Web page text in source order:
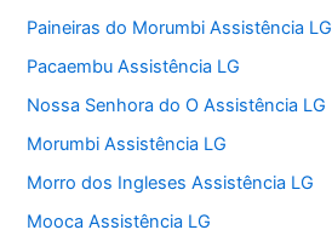
Paineiras do Morumbi Assistência LG
Pacaembu Assistência LG
Nossa Senhora do O Assistência LG
Morumbi Assistência LG
Morro dos Ingleses Assistência LG
Mooca Assistência LG